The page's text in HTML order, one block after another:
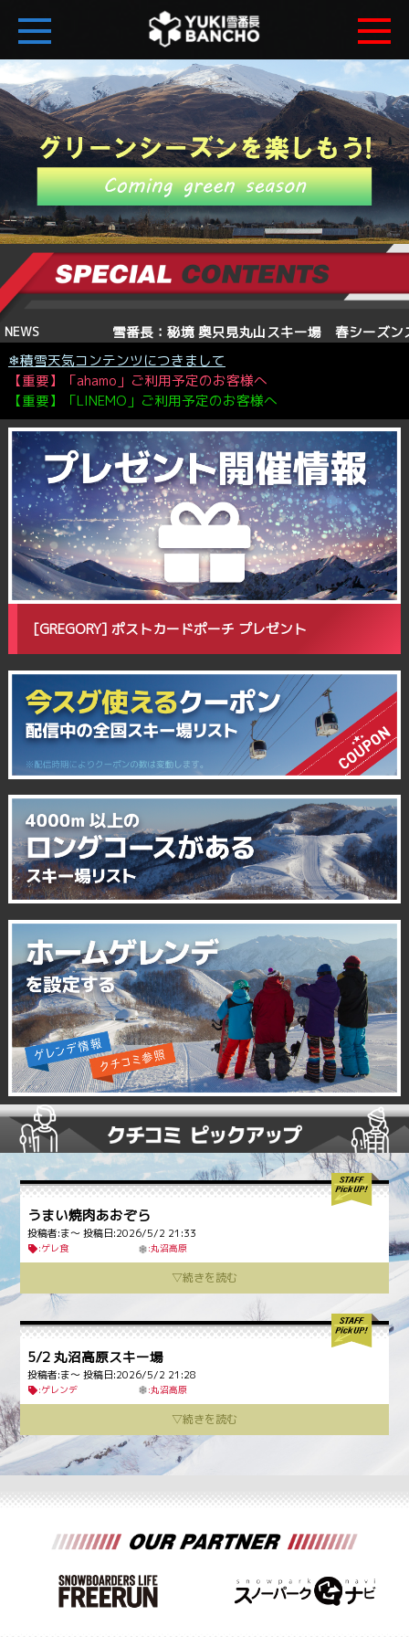
NEWS
雪番長：秘境 奥只見丸山スキー場
❄積雪天気コンテンツにつきまして
【重要】「ahamo」ご利用予定のお客様へ
【重要】「LINEMO」ご利用予定のお客様へ
[GREGORY] ポストカードポーチ プレゼント
うまい焼肉あおぞら
投稿者:ま〜 投稿日:2026/5/2 21:33
:ゲレ食 :丸沼高原
5/2 丸沼高原スキー場
投稿者:ま〜 投稿日:2026/5/2 21:28
:ゲレンデ :丸沼高原